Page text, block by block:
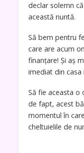
declar solemn
această nuntă.
Să bem pentru
care are acum
finanțare! Și aș
imediat din casa
Să fie aceasta o
de fapt, acest
momentul în
cheltuielile de